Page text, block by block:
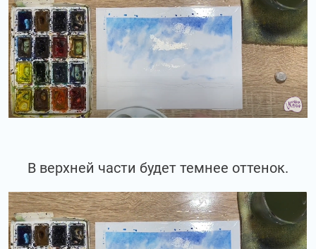
В верхней части будет темнее оттенок.